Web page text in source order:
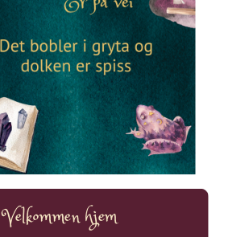
Velkommen hjem